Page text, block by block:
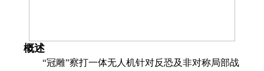
概述
“冠雕”察打一体无人机针对反恐及非对称局部战